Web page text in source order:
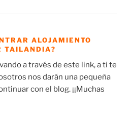
ALOJAMIENTO
TAILANDIA?
a través de este link, a ti te
nos darán una pequeña
con el blog. ¡¡Muchas